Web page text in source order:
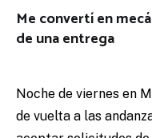
Me convertí en
de una entrega
Noche de viernes en
de vuelta a las